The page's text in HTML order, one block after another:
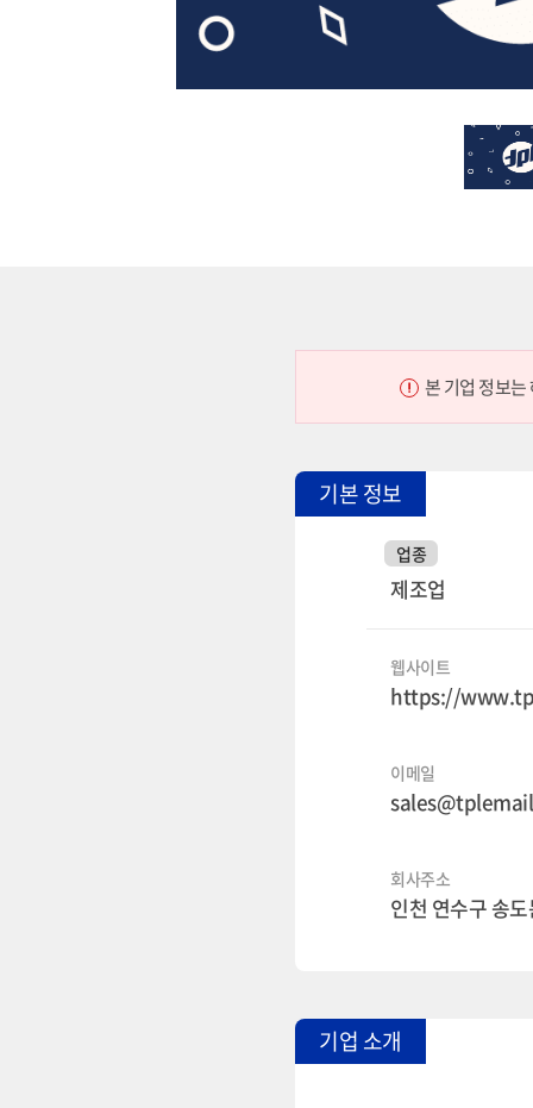
본 기업 정보
기본 정보
업종
제조업
웹사이트
https://
이메일
회사주소
인천 연수구 송
기업 소개